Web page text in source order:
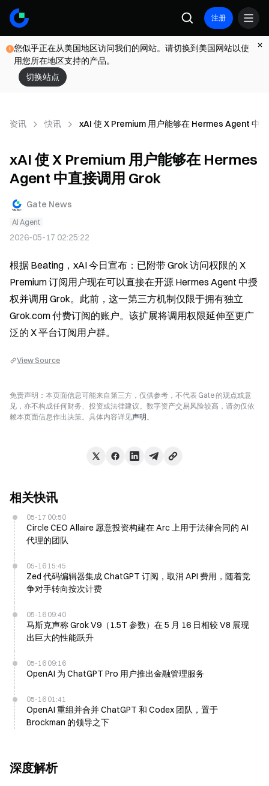
注册
您似乎正在从美国地区访问我们的网站。请切换到美国网站以使
用您所在地区支持的产品。
切换站点
资讯 快讯 xAI 使 X Premium 用户能够在 Hermes Agent 中
xAI 使 X Premium 用户能够在 Hermes
Agent 中直接调用 Grok
Gate News
AI Agent
2026-05-17 02:25:22
根据 Beating，xAI 今日宣布：已附带 Grok 访问权限的 X
Premium 订阅用户现在可以直接在开源 Hermes Agent 中授
权并调用 Grok。此前，这一第三方机制仅限于拥有独立
Grok.com 付费订阅的账户。该扩展将调用权限延伸至更广
泛的 X 平台订阅用户群。
View Source
免责声明：本页面信息可能来自第三方，仅供参考，不代表 Gate 的观点或意
见，亦不构成任何财务、投资或法律建议。数字资产交易风险较高，请勿仅依
赖本页面信息作出决策。具体内容详见声明。
相关快讯
05-17 00:50
Circle CEO Allaire 愿意投资构建在 Arc 上用于法律合同的 AI
代理的团队
05-16 15:45
Zed 代码编辑器集成 ChatGPT 订阅，取消 API 费用，随着竞
争对手转向按次计费
05-16 09:40
马斯克声称 Grok V9（1.5T 参数）在 5 月 16 日相较 V8 展现
出巨大的性能跃升
05-16 09:16
OpenAI 为 ChatGPT Pro 用户推出金融管理服务
05-16 01:41
OpenAI 重组并合并 ChatGPT 和 Codex 团队，置于
Brockman 的领导之下
深度解析